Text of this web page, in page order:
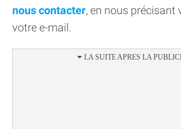
nous contacter, en nous précisant
votre e-mail.